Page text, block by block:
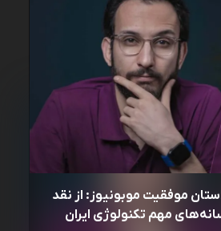
موفقیت موبونیوز: از نقد
مهم تکنولوژی ایران